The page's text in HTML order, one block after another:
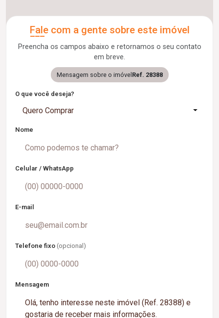
Fale com a gente sobre este imóvel
Preencha os campos abaixo e retornamos o seu contato
em breve.
Mensagem sobre o imóvelRef. 28388
O que você deseja?
Quero Comprar
Nome
Celular / WhatsApp
E-mail
Telefone fixo (opcional)
Mensagem